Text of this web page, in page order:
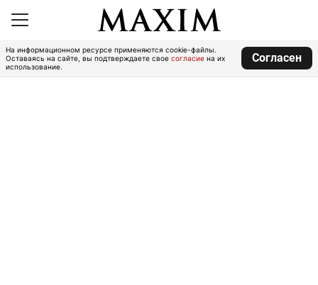
На информационном ресурсе применяются cookie-файлы.
Оставаясь на сайте, вы подтверждаете свое согласие на их
использование.
Согласен